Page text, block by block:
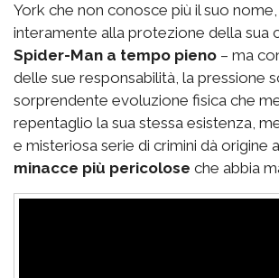
York che non conosce più il suo
interamente alla protezione della sua
Spider-Man a tempo pieno – ma
delle sue responsabilità, la pressione
sorprendente evoluzione fisica che
repentaglio la sua stessa esistenza,
e misteriosa serie di crimini dà origine
minacce più pericolose che abbia